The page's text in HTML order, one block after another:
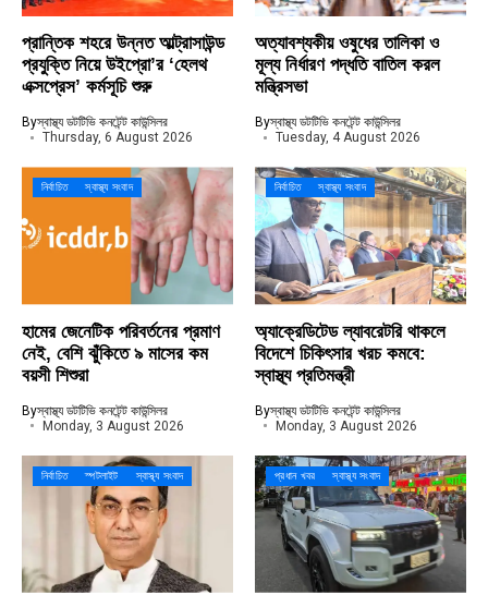
প্রান্তিক শহরে উন্নত আল্ট্রাসাউন্ড
প্রযুক্তি নিয়ে উইপ্রো’র ‘হেলথ
এক্সপ্রেস’ কর্মসূচি শুরু
Byস্বাস্থ্য ডটটিভি কনটেন্ট কাউন্সিলর
Thursday, 6 August 2026
অত্যাবশ্যকীয় ওষুধের তালিকা ও
মূল্য নির্ধারণ পদ্ধতি বাতিল করল
মন্ত্রিসভা
Byস্বাস্থ্য ডটটিভি কনটেন্ট কাউন্সিলর
Tuesday, 4 August 2026
নির্বাচিত স্বাস্থ্য সংবাদ
হামের জেনেটিক পরিবর্তনের প্রমাণ
নেই, বেশি ঝুঁকিতে ৯ মাসের কম
বয়সী শিশুরা
Byস্বাস্থ্য ডটটিভি কনটেন্ট কাউন্সিলর
Monday, 3 August 2026
নির্বাচিত স্বাস্থ্য সংবাদ
অ্যাক্রেডিটেড ল্যাবরেটরি থাকলে
বিদেশে চিকিৎসার খরচ কমবে:
স্বাস্থ্য প্রতিমন্ত্রী
Byস্বাস্থ্য ডটটিভি কনটেন্ট কাউন্সিলর
Monday, 3 August 2026
নির্বাচিত স্পটলাইট স্বাস্থ্য সংবাদ প্রধান খবর স্বাস্থ্য সংবাদ